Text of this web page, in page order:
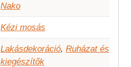
Nako
Kézi mosás
Lakásdekoráció, Ruházat és
kiegészítők